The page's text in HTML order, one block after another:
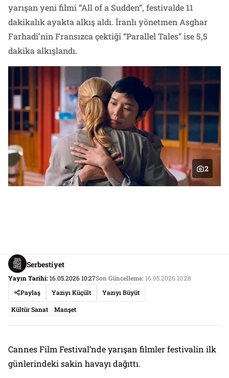
yarışan yeni filmi “All of a Sudden”, festivalde 11
dakikalık ayakta alkış aldı. İranlı yönetmen Asghar
Farhadi’nin Fransızca çektiği “Parallel Tales” ise 5,5
dakika alkışlandı.
2
Serbestiyet
Yayın Tarihi:16.05.2026 10:27Son Güncelleme:16.05.2026 10:28
Paylaş
Yazıyı Küçült Yazıyı Büyüt
Kültür Sanat Manşet
Cannes Film Festival’nde yarışan filmler festivalin ilk
günlerindeki sakin havayı dağıttı.